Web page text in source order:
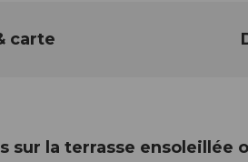
carte
sur la terrasse ensoleillée